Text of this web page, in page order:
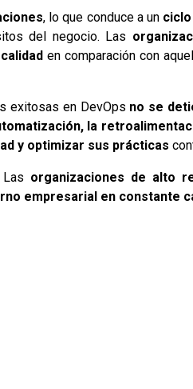
, lo que conduce a un
del negocio. Las
en comparación con
exitosas en DevOps no se
la
y optimizar sus prácticas
organizaciones de alto
empresarial en constante